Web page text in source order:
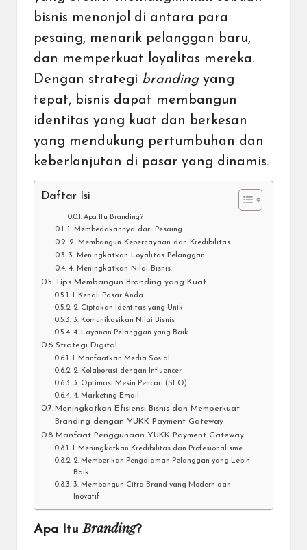
bisnis menonjol di antara para
pesaing, menarik pelanggan baru,
dan memperkuat loyalitas mereka.
Dengan strategi brandingyang
tepat, bisnis dapat membangun
identitas yang kuat dan berkesan
yang mendukung pertumbuhan dan
keberlanjutan di pasar yang dinamis.
Daftar Isi
Apa Itu Branding?
1. Membedakannya dari Pesaing
2. Membangun Kepercayaan dan Kredibilitas
3. Meningkatkan Loyalitas Pelanggan
4. Meningkatkan Nilai Bisnis:
Tips Membangun Branding yang Kuat
1. Kenali Pasar Anda
2. Ciptakan Identitas yang Unik
3. Komunikasikan Nilai Bisnis
4. Layanan Pelanggan yang Baik
Strategi Digital
1. Manfaatkan Media Sosial
2. Kolaborasi dengan Influencer
3. Optimasi Mesin Pencari (SEO)
4. Marketing Email
Meningkatkan Efisiensi Bisnis dan Memperkuat
Branding dengan YUKK Payment Gateway
Manfaat Penggunaan YUKK Payment Gateway:
1. Meningkatkan Kredibilitas dan Profesionalisme
2. Memberikan Pengalaman Pelanggan yang Lebih
Baik
3. Membangun Citra Brand yang Modern dan
Inovatif
Apa ItuBranding?